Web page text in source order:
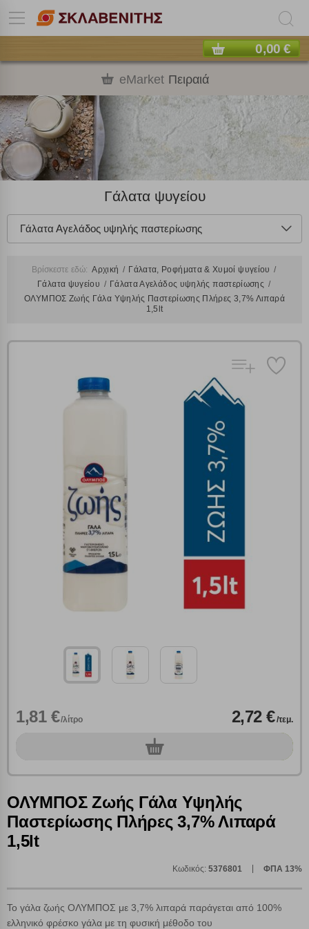
0,00 €
eMarket Πειραιά
Γάλατα ψυγείου
Γάλατα Αγελάδος υψηλής παστερίωσης
Βρίσκεστε εδώ: Αρχική
Γάλατα, Ροφήματα & Χυμοί ψυγείου
Γάλατα ψυγείου
Γάλατα Αγελάδος υψηλής παστερίωσης
ΟΛΥΜΠΟΣ Ζωής Γάλα Υψηλής Παστερίωσης Πλήρες 3,7% Λιπαρά
1,5lt
1,81 €/λίτρο 2,72 €/τεμ.
0τεμ.
ΟΛΥΜΠΟΣ Ζωής Γάλα Υψηλής
Παστερίωσης Πλήρες 3,7% Λιπαρά
1,5lt
Κωδικός: 5376801 ΦΠΑ 13%
Το γάλα ζωής ΟΛΥΜΠΟΣ με 3,7% λιπαρά παράγεται από 100%
ελληνικό φρέσκο γάλα με τη φυσική μέθοδο του
Πολλαπλή αναζήτηση
Χρησιμοποιήστε τη για πιο γρήγορη αναζήτηση
τους, και κάντε κλικ στο κουμπί "Αναζήτηση". Θα
για κάθε προϊόν.
Ρυθμίσεις Cookies
Ενημέρωση